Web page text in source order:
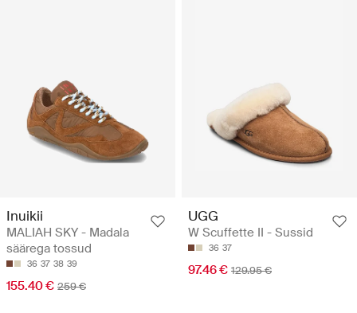
Inuikii
MALIAH SKY - Madala
säärega tossud
36 37 38 39
155.40 € 259 €
UGG
W Scuffette II - Sussid
36 37
97.46 € 129.95 €